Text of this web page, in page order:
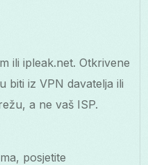
ili ipleak.net. Otkrivene
biti iz VPN davatelja ili
a ne vaš ISP.
posjetite